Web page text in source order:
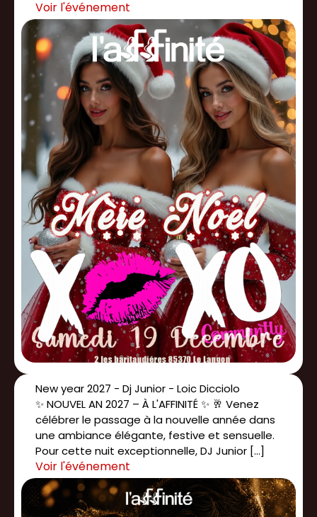
New year 2027 - Dj Junior - Loic Dicciolo
✨ NOUVEL AN 2027 – À L'AFFINITÉ ✨ 🥂 Venez
célébrer le passage à la nouvelle année dans
une ambiance élégante, festive et sensuelle.
Pour cette nuit exceptionnelle, DJ Junior […]